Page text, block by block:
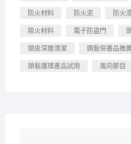
防火材料 防火泥 防火
阻火材料 電子防盜門
頭皮深層清潔 頭髮保養品推
頭髮護理產品試用 風向節目